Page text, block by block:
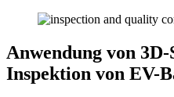
Anwendung von
Inspektion von EV-